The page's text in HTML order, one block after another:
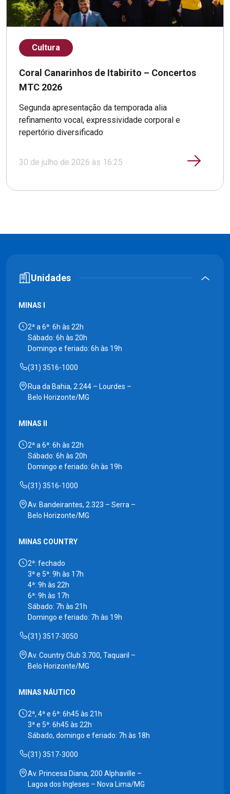
Cultura
Coral Canarinhos de Itabirito – Concertos
MTC 2026
Segunda apresentação da temporada alia
refinamento vocal, expressividade corporal e
repertório diversificado
30 de julho de 2026 às 16:25
Unidades
MINAS I
2ª a 6ª: 6h às 22h
Sábado: 6h às 20h
Domingo e feriado: 6h às 19h
(31) 3516-1000
Rua da Bahia, 2.244 – Lourdes –
Belo Horizonte/MG
MINAS II
2ª a 6ª: 6h às 22h
Sábado: 6h às 20h
Domingo e feriado: 6h às 19h
(31) 3516-1000
Av. Bandeirantes, 2.323 – Serra –
Belo Horizonte/MG
MINAS COUNTRY
2ª: fechado
3ª e 5ª: 9h às 17h
4ª: 9h às 22h
6ª: 9h às 17h
Sábado: 7h às 21h
Domingo e feriado: 7h às 19h
(31) 3517-3050
Av. Country Club 3.700, Taquaril –
Belo Horizonte/MG
MINAS NÁUTICO
2ª, 4ª e 6ª: 6h45 às 21h
3ª e 5ª: 6h45 às 22h
Sábado, domingo e feriado: 7h às 18h
(31) 3517-3000
Av. Princesa Diana, 200 Alphaville –
Lagoa dos Ingleses – Nova Lima/MG